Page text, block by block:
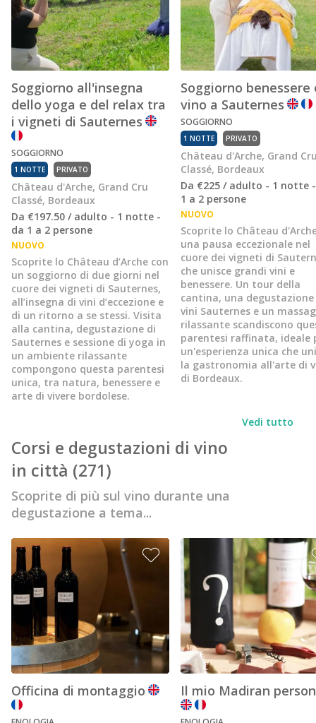
Soggiorno all'insegna
dello yoga e del relax tra
i vigneti di Sauternes
SOGGIORNO
1 NOTTE PRIVATO
Château d'Arche, Grand Cru
Classé, Bordeaux
Da €197.50 / adulto - 1 notte -
da 1 a 2 persone
NUOVO
Scoprite lo Château d’Arche con
un soggiorno di due giorni nel
cuore dei vigneti di Sauternes,
all’insegna di vini d’eccezione e
di un ritorno a se stessi. Visita
alla cantina, degustazione di
Sauternes e sessione di yoga in
un ambiente rilassante
compongono questa parentesi
unica, tra natura, benessere e
arte di vivere bordolese.
Soggiorno benessere
vino a Sauternes
SOGGIORNO
1 NOTTE PRIVATO
Château d'Arche, Grand
Classé, Bordeaux
Da €225 / adulto - 1 notte
1 a 2 persone
NUOVO
Scoprite lo Château
una pausa eccezionale nel
cuore dei vigneti di
che unisce grandi vini e
benessere. Un tour della
cantina, una
vini Sauternes e un
rilassante scandiscono
parentesi raffinata, ideale
un'esperienza unica che
la gastronomia all'arte di
di Bordeaux.
Corsi e degustazioni di vino
in città (271)
Vedi tutto
Scoprite di più sul vino durante una
degustazione a tema...
Officina di montaggio Il mio Madiran